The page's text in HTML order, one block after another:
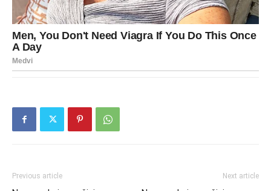
Previous article Next article